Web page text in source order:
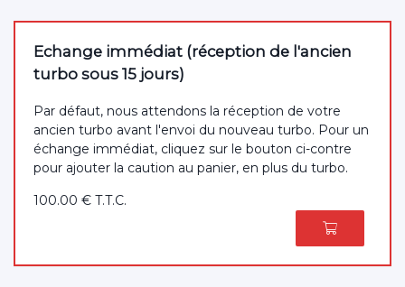
Echange immédiat (réception de l'ancien
turbo sous 15 jours)
Par défaut, nous attendons la réception de votre
ancien turbo avant l'envoi du nouveau turbo. Pour un
échange immédiat, cliquez sur le bouton ci-contre
pour ajouter la caution au panier, en plus du turbo.
100.00 € T.T.C.